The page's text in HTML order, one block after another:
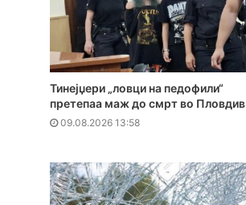
Тинејџери „ловци на педофили“
претепаа маж до смрт во Пловдив
09.08.2026 13:58